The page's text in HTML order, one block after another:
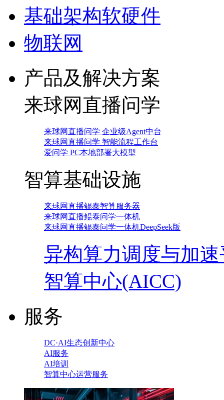
基础架构软硬件
物联网
产品及解决方案
来球网直播问学
来球网直播问学 企业级Agent中台
来球网直播问学 智能流程工作台
爱问学 PC本地部署大模型
智算基础设施
来球网直播鲲泰智算服务器
来球网直播鲲泰问学一体机
来球网直播鲲泰问学一体机DeepSeek版
异构算力调度与加
智算中心(AICC)
服务
DC·AI生态创新中心
AI服务
AI培训
智算中心运营服务